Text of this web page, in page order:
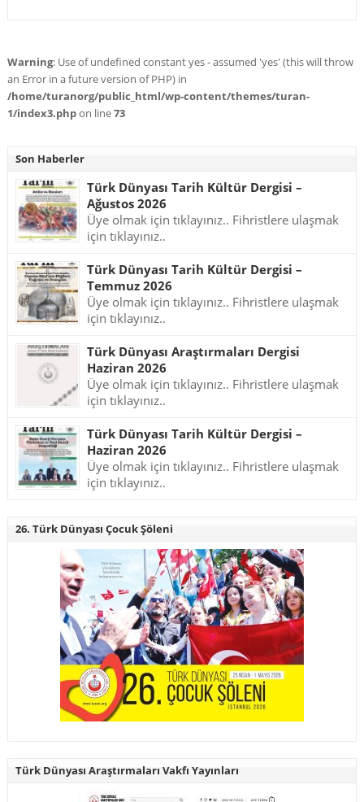
Warning: Use of undefined constant yes - assumed 'yes' (this will throw
an Error in a future version of PHP) in
/home/turanorg/public_html/wp-content/themes/turan-
1/index3.phpon line73
Son Haberler
Türk Dünyası Tarih Kültür Dergisi –
Ağustos 2026
Üye olmak için tıklayınız.. Fihristlere ulaşmak
için tıklayınız..
Türk Dünyası Tarih Kültür Dergisi –
Temmuz 2026
Üye olmak için tıklayınız.. Fihristlere ulaşmak
için tıklayınız..
Türk Dünyası Araştırmaları Dergisi
Haziran 2026
Üye olmak için tıklayınız.. Fihristlere ulaşmak
için tıklayınız..
Türk Dünyası Tarih Kültür Dergisi –
Haziran 2026
Üye olmak için tıklayınız.. Fihristlere ulaşmak
için tıklayınız..
26. Türk Dünyası Çocuk Şöleni
Türk Dünyası Araştırmaları Vakfı Yayınları